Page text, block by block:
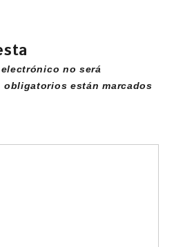
no será
obligatorios están marcados